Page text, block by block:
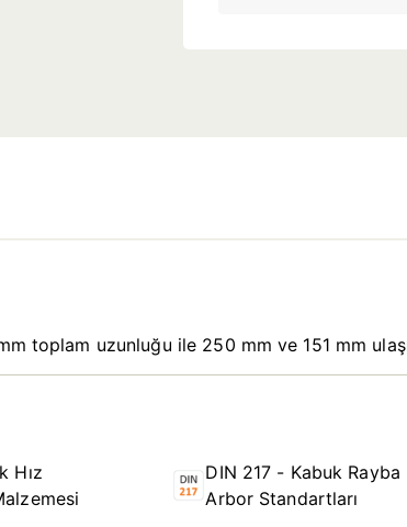
toplam uzunluğu ile 250 mm ve 151 mm
Hız
DIN 217 - Kabuk Rayba
Arbor Standartları